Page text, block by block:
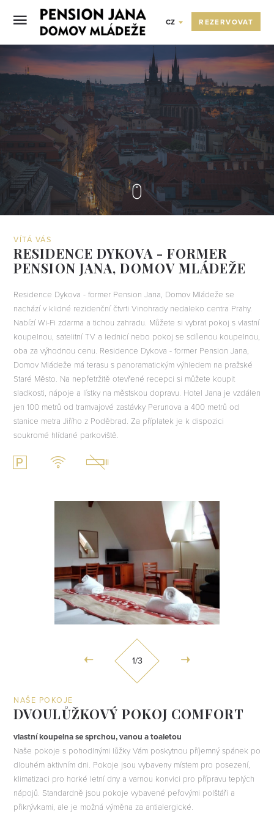
CZ REZERVOVAT
VÍTÁ VÁS
RESIDENCE DYKOVA - FORMER
PENSION JANA, DOMOV MLÁDEŽE
Residence Dykova - former Pension Jana, Domov Mládeže se
nachází v klidné rezidenční čtvrti Vinohrady nedaleko centra Prahy.
Nabízí Wi-Fi zdarma a tichou zahradu. Můžete si vybrat pokoj s vlastní
koupelnou, satelitní TV a lednicí nebo pokoj se sdílenou koupelnou,
oba za výhodnou cenu. Residence Dykova - former Pension Jana,
Domov Mládeže má terasu s panoramatickým výhledem na pražské
Staré Město. Na nepřetržitě otevřené recepci si můžete koupit
sladkosti, nápoje a lístky na městskou dopravu. Hotel Jana je vzdálen
jen 100 metrů od tramvajové zastávky Perunova a 400 metrů od
stanice metra Jiřího z Poděbrad. Za příplatek je k dispozici
soukromé hlídané parkoviště.
1/3
NAŠE POKOJE
DVOULŮŽKOVÝ POKOJ COMFORT
vlastní koupelna se sprchou, vanou a toaletou
Naše pokoje s pohodlnými lůžky Vám poskytnou příjemný spánek po
dlouhém aktivním dni. Pokoje jsou vybaveny místem pro posezení,
klimatizaci pro horké letní dny a varnou konvici pro přípravu teplých
nápojů. Standardně jsou pokoje vybavené peřovými polštáři a
přikrývkami, ale je možná výměna za antialergické.
vlastní koupelna se sprchou a toaletou
vlastní koupelna s vanou a toaletou